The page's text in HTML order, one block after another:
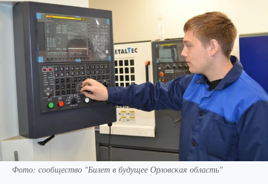
Фото: сообщество "Билет в будущее Орловская область"